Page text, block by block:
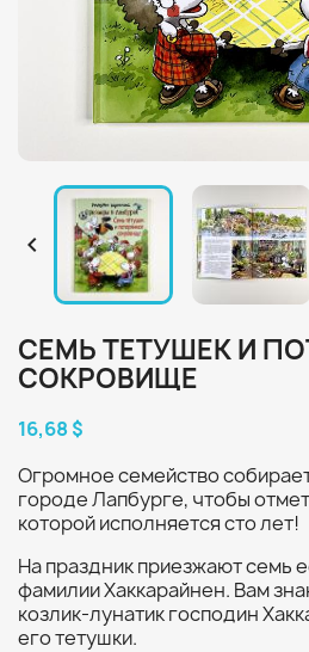

СЕМЬ ТЕТУШЕК И
СОКРОВИЩЕ
16,68 $
Огромное семейство
городе Лапбурге, чтобы
которой исполняется сто лет!
На праздник приезжают семь
фамилии Хаккарайнен. Вам
козлик-лунатик господин
его тетушки.